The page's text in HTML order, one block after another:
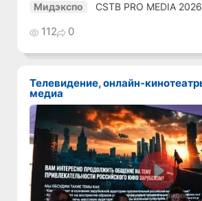
Мидэкспо CSTB PRO MEDIA 2026
112 0
Телевидение, онлайн-кинотеатры, контент,
медиа
Смотреть видео